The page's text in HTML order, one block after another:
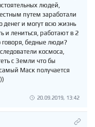
людей,
путем заработали
денег и могут всю жизнь
и лениться, работают в 2
говоря, бедные люди?
космоса,
с Земли что бы
Маск получается
20.09.2019, 13:42